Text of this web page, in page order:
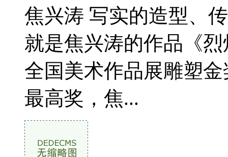
焦兴涛 写实的造型、
就是焦兴涛的作品《
全国美术作品展雕塑
最高奖，焦...